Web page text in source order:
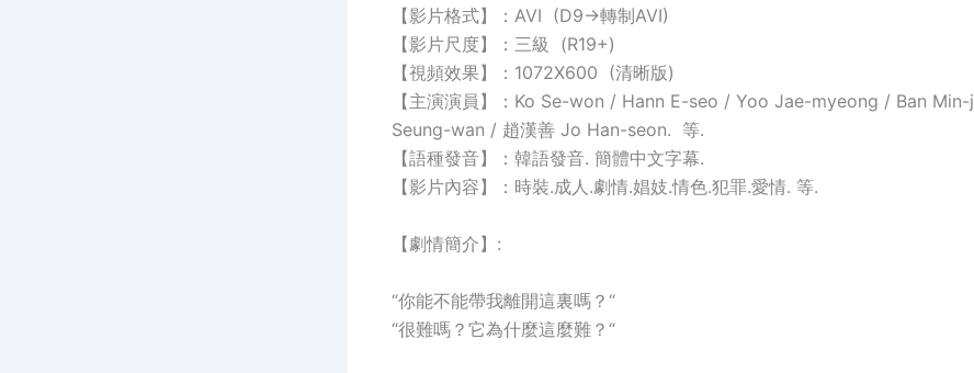
【影片格式】：AVI (D9→轉制AVI)
【影片尺度】：三級 (R19+)
【視頻效果】：1072X600 (清晰版)
【主演演員】：Ko Se-won / Hann E-seo / Yoo Jae-myeong / Ban
Seung-wan / 趙漢善 Jo Han-seon. 等.
【語種發音】：韓語發音. 簡體中文字幕.
【影片內容】：時裝.成人.劇情.娼妓.情色.犯罪.愛情. 等.
【劇情簡介】:
“你能不能帶我離開這裏嗎？“
“很難嗎？它為什麼這麼難？“